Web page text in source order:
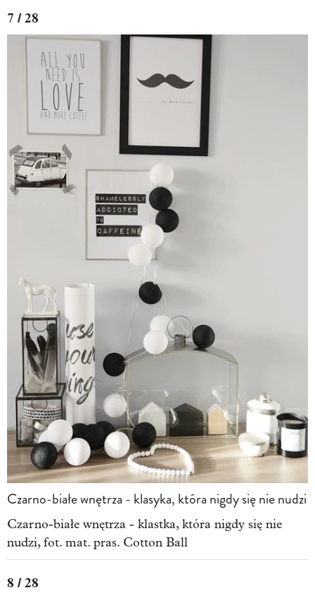
7 / 28
Czarno-białe wnętrza - klasyka, która nigdy się nie nudzi
Czarno-białe wnętrza - klastka, która nigdy się nie
nudzi, fot. mat. pras. Cotton Ball
8 / 28